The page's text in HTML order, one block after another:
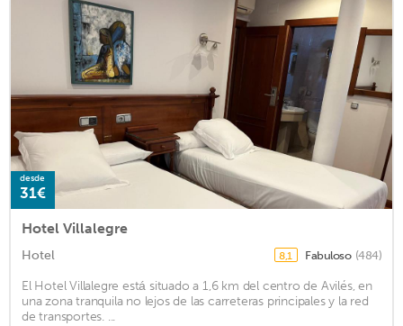
desde
31€
Hotel Villalegre
Hotel 8,1 Fabuloso (484)
El Hotel Villalegre está situado a 1,6 km del centro de Avilés, en
una zona tranquila no lejos de las carreteras principales y la red
de transportes. ...